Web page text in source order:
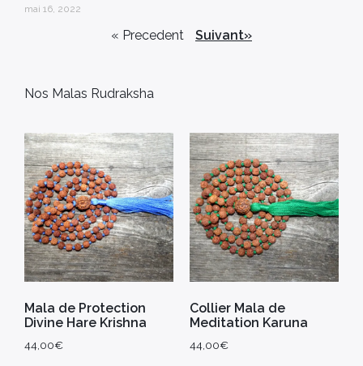
mai 16, 2022
« Precedent Suivant»
Nos Malas Rudraksha
Mala de Protection
Divine Hare Krishna
44,00€
Collier Mala de
Meditation Karuna
44,00€